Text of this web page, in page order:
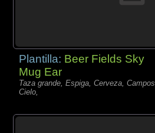
Plantilla: Beer Fields Sky
Mug Ear
Taza grande, Espiga, Cerveza, Campos,
Cielo,